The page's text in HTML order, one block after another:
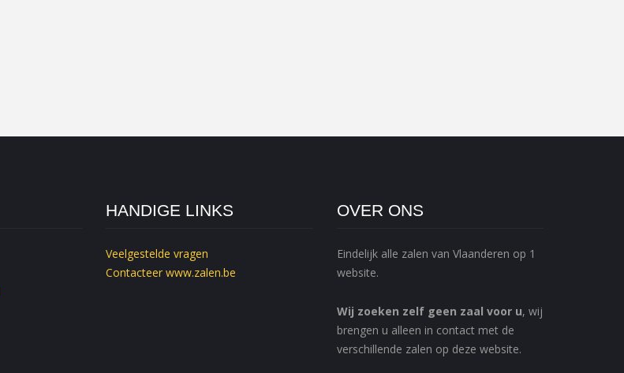
HANDIGE LINKS
Veelgestelde vragen
Contacteer www.zalen.be
OVER ONS
Eindelijk alle zalen van Vlaanderen op 1
website.
Wij zoeken zelf geen zaal voor u, wij
brengen u alleen in contact met de
verschillende zalen op deze website.